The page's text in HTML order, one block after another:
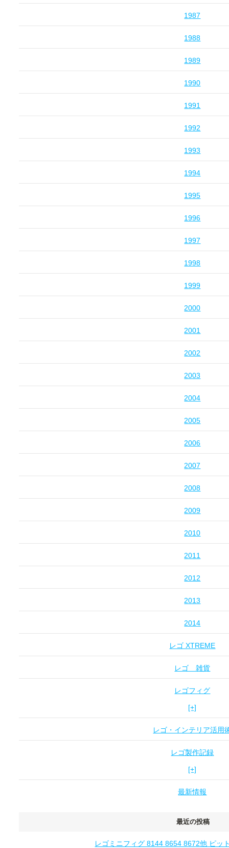
1987
1988
1989
1990
1991
1992
1993
1994
1995
1996
1997
1998
1999
2000
2001
2002
2003
2004
2005
2006
2007
2008
2009
2010
2011
2012
2013
2014
レゴ XTREME
レゴ 雑貨
レゴフィグ
[+]
レゴ・インテリア活用
レゴ製作記録
[+]
最新情報
最近の投稿
レゴミニフィグ 8144 8654 8672他 ピッ